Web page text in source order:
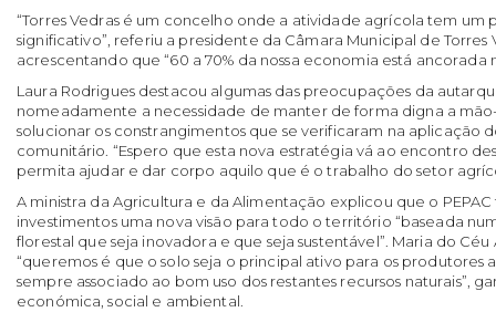
“Torres Vedras é um concelho onde a atividade agrícola tem um
significativo”, referiu a presidente da Câmara Municipal de Torres
acrescentando que “60 a 70% da nossa economia está ancorada
Laura Rodrigues destacou algumas das preocupações da
nomeadamente a necessidade de manter de forma digna a
solucionar os constrangimentos que se verificaram na aplicação
comunitário. “Espero que esta nova estratégia vá ao encontro
permita ajudar e dar corpo aquilo que é o trabalho do setor
A ministra da Agricultura e da Alimentação explicou que o
investimentos uma nova visão para todo o território “baseada
florestal que seja inovadora e que seja sustentável”. Maria do
“queremos é que o solo seja o principal ativo para os produtores
sempre associado ao bom uso dos restantes recursos naturais”,
económica, social e ambiental.